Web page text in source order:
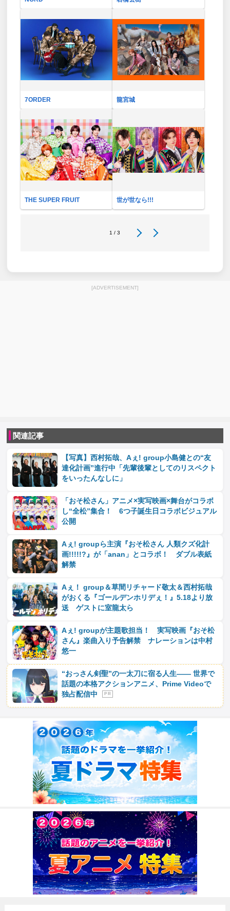
7ORDER 龍宮城
THE SUPER FRUIT 世が世なら!!!
1 / 3
[ADVERTISEMENT]
関連記事
【写真】西村拓哉、Aぇ! group小島健との“友
達化計画”進行中「先輩後輩としてのリスペクト
をいったんなしに」
「おそ松さん」アニメ×実写映画×舞台がコラボ
し“全松”集合！ 6つ子誕生日コラボビジュアル
公開
Aぇ! groupら主演『おそ松さん 人類クズ化計
画!!!!!?』が「anan」とコラボ！ ダブル表紙
解禁
Aぇ！ group＆草間リチャード敬太＆西村拓哉
がおくる『ゴールデンホリデぇ！』5.18より放
送 ゲストに室龍太ら
Aぇ! groupが主題歌担当！ 実写映画『おそ松
さん』楽曲入り予告解禁 ナレーションは中村
悠一
“おっさん剣聖”の一太刀に宿る人生―― 世界で
話題の本格アクションアニメ、Prime Videoで
独占配信中
P R